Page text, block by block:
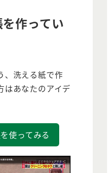
作ってい
、洗える紙で作
はあなたのアイデ
使ってみる